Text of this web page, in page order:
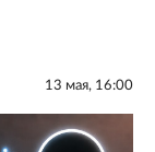
13 мая, 16:00